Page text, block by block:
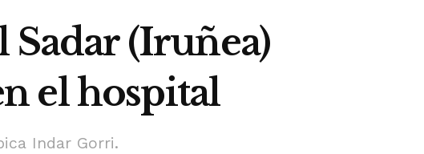
Sadar (Iruñea)
el hospital
Indar Gorri.